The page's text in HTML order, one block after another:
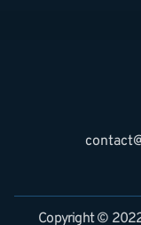
Copyright ©